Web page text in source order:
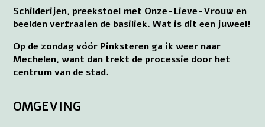
Schilderijen, preekstoel met Onze-Lieve-Vrouw en
beelden verfraaien de basiliek. Wat is dit een juweel!
Op de zondag vóór Pinksteren ga ik weer naar
Mechelen, want dan trekt de processie door het
centrum van de stad.
OMGEVING